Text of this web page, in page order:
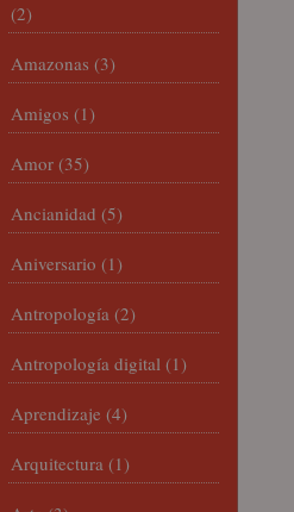
(2)
Amazonas (3)
Amigos (1)
Amor (35)
Ancianidad (5)
Aniversario (1)
Antropología (2)
Antropología digital (1)
Aprendizaje (4)
Arquitectura (1)